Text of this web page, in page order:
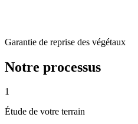
Garantie de reprise des végétaux
Notre processus
1
Étude de votre terrain